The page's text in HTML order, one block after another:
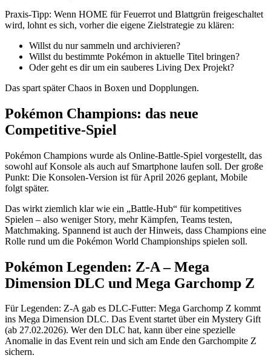
Praxis-Tipp: Wenn HOME für Feuerrot und Blattgrün freigeschaltet
wird, lohnt es sich, vorher die eigene Zielstrategie zu klären:
Willst du nur sammeln und archivieren?
Willst du bestimmte Pokémon in aktuelle Titel bringen?
Oder geht es dir um ein sauberes Living Dex Projekt?
Das spart später Chaos in Boxen und Dopplungen.
Pokémon Champions: das neue
Competitive-Spiel
Pokémon Champions wurde als Online-Battle-Spiel vorgestellt, das
sowohl auf Konsole als auch auf Smartphone laufen soll. Der große
Punkt: Die Konsolen-Version ist für April 2026 geplant, Mobile
folgt später.
Das wirkt ziemlich klar wie ein „Battle-Hub“ für kompetitives
Spielen – also weniger Story, mehr Kämpfen, Teams testen,
Matchmaking. Spannend ist auch der Hinweis, dass Champions eine
Rolle rund um die Pokémon World Championships spielen soll.
Pokémon Legenden: Z-A – Mega
Dimension DLC und Mega Garchomp Z
Für Legenden: Z-A gab es DLC-Futter: Mega Garchomp Z kommt
ins Mega Dimension DLC. Das Event startet über ein Mystery Gift
(ab 27.02.2026). Wer den DLC hat, kann über eine spezielle
Anomalie in das Event rein und sich am Ende den Garchompite Z
sichern.